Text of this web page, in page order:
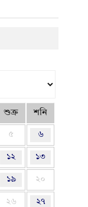
শুক্র শনি
৫ ৬
১২ ১৩
১৯ ২০
২৬ ২৭